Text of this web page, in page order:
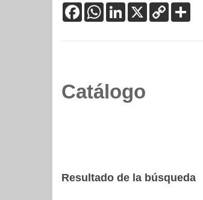
FacebookWhatsApp
LinkedIn
X Copy
Link
Catálogo
Resultado de la búsqueda